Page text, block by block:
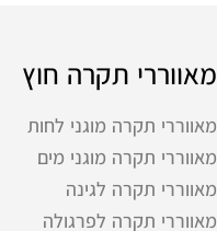
מאווררי תקרה חוץ
מאווררי תקרה מוגני לחות
מאווררי תקרה מוגני מים
מאווררי תקרה לגינה
מאווררי תקרה לפרגולה